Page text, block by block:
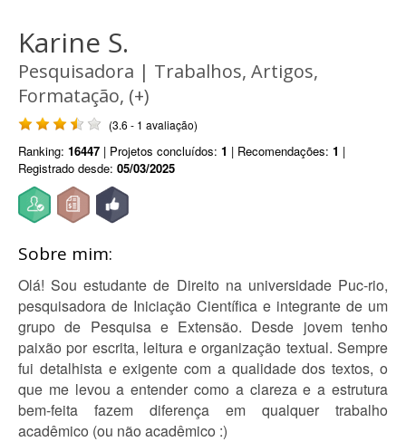
Karine S.
Pesquisadora | Trabalhos, Artigos,
Formatação, (+)
(3.6 - 1 avaliação)
Ranking: 16447 | Projetos concluídos: 1 | Recomendações: 1 |
Registrado desde: 05/03/2025
Sobre mim:
Olá! Sou estudante de Direito na universidade Puc-rio,
pesquisadora de Iniciação Científica e integrante de um
grupo de Pesquisa e Extensão. Desde jovem tenho
paixão por escrita, leitura e organização textual. Sempre
fui detalhista e exigente com a qualidade dos textos, o
que me levou a entender como a clareza e a estrutura
bem-feita fazem diferença em qualquer trabalho
acadêmico (ou não acadêmico :)